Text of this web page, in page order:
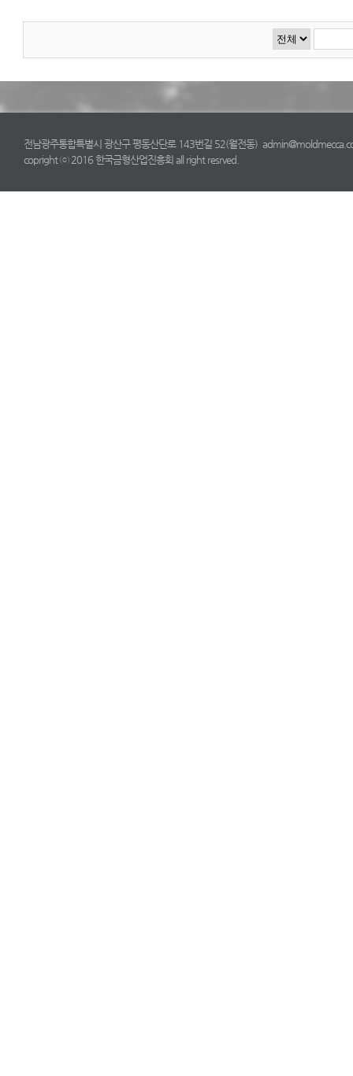
전남광주통합특별시 광산구 평동산단로 143번길 52(월전동)
copright ⓒ 2016 한국금형산업진흥회 all right resrved.